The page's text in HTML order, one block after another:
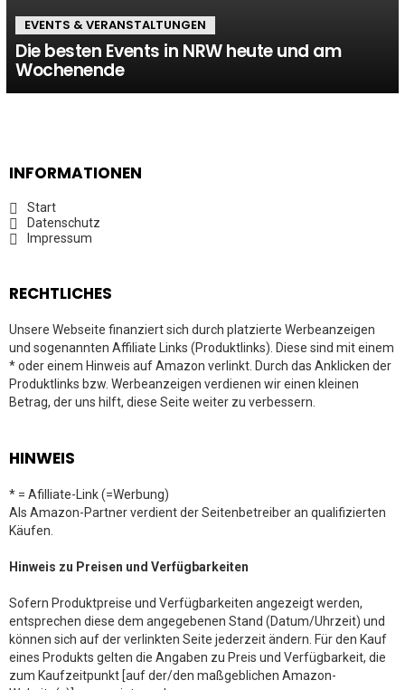
EVENTS & VERANSTALTUNGEN
Die besten Events in NRW heute und am
Wochenende
INFORMATIONEN
Start
Datenschutz
Impressum
RECHTLICHES
Unsere Webseite finanziert sich durch platzierte Werbeanzeigen
und sogenannten Affiliate Links (Produktlinks). Diese sind mit einem
* oder einem Hinweis auf Amazon verlinkt. Durch das Anklicken der
Produktlinks bzw. Werbeanzeigen verdienen wir einen kleinen
Betrag, der uns hilft, diese Seite weiter zu verbessern.
HINWEIS
* = Afilliate-Link (=Werbung)
Als Amazon-Partner verdient der Seitenbetreiber an qualifizierten
Käufen.
Hinweis zu Preisen und Verfügbarkeiten
Sofern Produktpreise und Verfügbarkeiten angezeigt werden,
entsprechen diese dem angegebenen Stand (Datum/Uhrzeit) und
können sich auf der verlinkten Seite jederzeit ändern. Für den Kauf
eines Produkts gelten die Angaben zu Preis und Verfügbarkeit, die
zum Kaufzeitpunkt [auf der/den maßgeblichen Amazon-